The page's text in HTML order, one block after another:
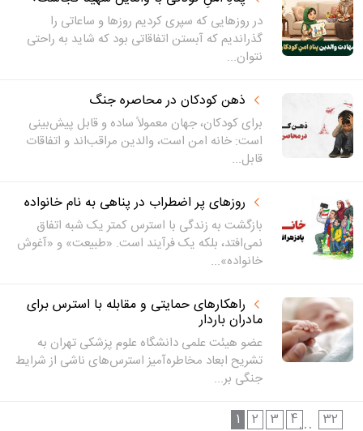
در روزهایی که سپری کردیم روزها و ساعاتی را
گذراندیم که آبستن اتفاقاتی بود که شاید به راحتی
نتوان...
ذهن کودکان در محاصره جنگ
برای کودکان، جهان معمولاً ساده و قابل پیش‌بینی
است: خانه امن است، والدین مراقب‌اند و اتفاقات
قابل...
روزهای پر اضطراب در پناهی به نام خانواده
بازگشت به زندگی با استرس کمتر یک شبه اتفاق
نمی‌افتد، بلکه یک فرآیند است. «طبیعت» و «آغوش
خانواده»...
راهکارهای حمایتی و مقابله با استرس برای
مادران باردار
عضو هیئت علمی دانشگاه علوم پزشکی تهران به
تشریح ابعاد مخاطره‌آمیز استرس‌های ناشی از شرایط
جنگی بر...
1
2 3 4... 32